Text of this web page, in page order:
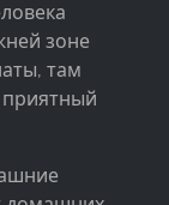
зоне
там
приятный
информацию
нам
наш